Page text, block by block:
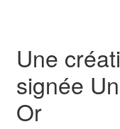
Une
signée
Or